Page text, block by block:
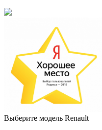
Выберите модель Renault